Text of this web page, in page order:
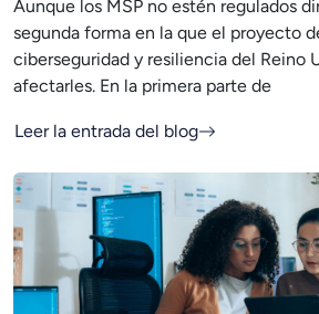
Aunque los MSP no estén regulados
segunda forma en la que el proyecto
ciberseguridad y resiliencia del Reino
afectarles. En la primera parte de
Leer la entrada del blog